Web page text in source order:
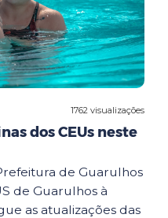
1762 visualizações
dos CEUs neste
de Guarulhos
de Guarulhos à
as atualizações das